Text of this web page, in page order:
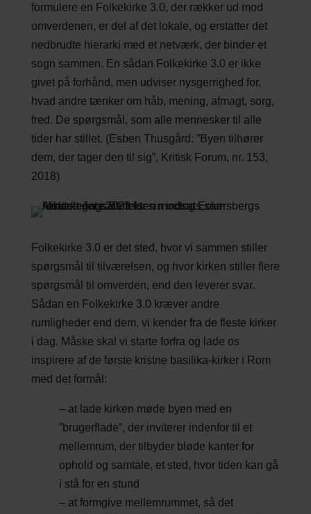
formulere en Folkekirke 3.0, der rækker ud mod
omverdenen, er del af det lokale, og erstatter det
nedbrudte hierarki med et netværk, der binder et
sogn sammen. En sådan Folkekirke 3.0 er ikke
givet på forhånd, men udviser nysgerrighed for,
hvad andre tænker om håb, mening, afmagt, sorg,
fred. De spørgsmål, som alle mennesker til alle
tider har stillet. (Esben Thusgård: ”Byen tilhører
dem, der tager den til sig”, Kritisk Forum, nr. 153,
2018)
Folkekirke 3.0 er det sted, hvor vi sammen stiller
spørgsmål til tilværelsen, og hvor kirken stiller flere
spørgsmål til omverden, end den leverer svar.
Sådan en Folkekirke 3.0 kræver andre
rumligheder end dem, vi kender fra de fleste kirker
i dag. Måske skal vi starte forfra og lade os
inspirere af de første kristne basilika-kirker i Rom
med det formål:
– at lade kirken møde byen med en
”brugerflade”, der inviterer indenfor til et
mellemrum, der tilbyder bløde kanter for
ophold og samtale, et sted, hvor tiden kan gå
i stå for en stund
– at formgive mellemrummet, så det